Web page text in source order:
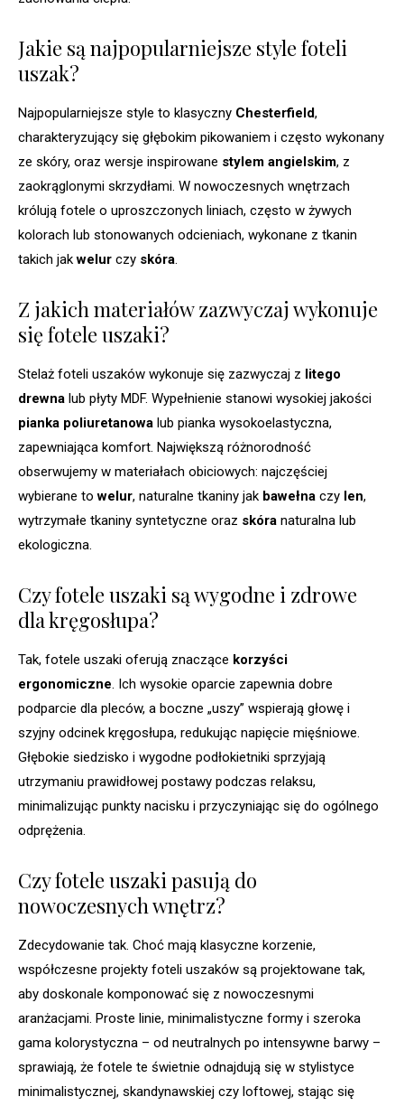
Jakie są najpopularniejsze style foteli
uszak?
Najpopularniejsze style to klasyczny Chesterfield,
charakteryzujący się głębokim pikowaniem i często wykonany
ze skóry, oraz wersje inspirowane stylem angielskim, z
zaokrąglonymi skrzydłami. W nowoczesnych wnętrzach
królują fotele o uproszczonych liniach, często w żywych
kolorach lub stonowanych odcieniach, wykonane z tkanin
takich jakwelur czy skóra.
Z jakich materiałów zazwyczaj wykonuje
się fotele uszaki?
Stelaż foteli uszaków wykonuje się zazwyczaj z litego
drewna lub płyty MDF. Wypełnienie stanowi wysokiej jakości
pianka poliuretanowa lub pianka wysokoelastyczna,
zapewniająca komfort. Największą różnorodność
obserwujemy w materiałach obiciowych: najczęściej
wybierane towelur, naturalne tkaniny jak bawełna czy len,
wytrzymałe tkaniny syntetyczne oraz skóra naturalna lub
ekologiczna.
Czy fotele uszaki są wygodne i zdrowe
dla kręgosłupa?
Tak, fotele uszaki oferują znaczące korzyści
ergonomiczne. Ich wysokie oparcie zapewnia dobre
podparcie dla pleców, a boczne „uszy” wspierają głowę i
szyjny odcinek kręgosłupa, redukując napięcie mięśniowe.
Głębokie siedzisko i wygodne podłokietniki sprzyjają
utrzymaniu prawidłowej postawy podczas relaksu,
minimalizując punkty nacisku i przyczyniając się do ogólnego
odprężenia.
Czy fotele uszaki pasują do
nowoczesnych wnętrz?
Zdecydowanie tak. Choć mają klasyczne korzenie,
współczesne projekty foteli uszaków są projektowane tak,
aby doskonale komponować się z nowoczesnymi
aranżacjami. Proste linie, minimalistyczne formy i szeroka
gama kolorystyczna – od neutralnych po intensywne barwy –
sprawiają, że fotele te świetnie odnajdują się w stylistyce
minimalistycznej, skandynawskiej czy loftowej, stając się